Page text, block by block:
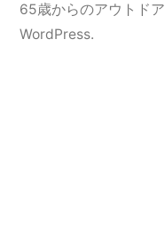
65歳からのアウトドア
WordPress.